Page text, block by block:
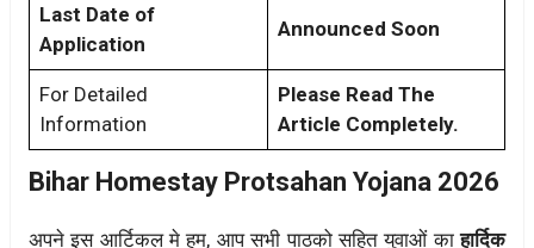
Last Date of
Application
Announced Soon
For Detailed
Information
Please Read The
Article Completely.
Bihar Homestay Protsahan Yojana 2026
अपने इस आर्टिकल मे हम, आप सभी पाठको सहित युवाओं काहार्दिक